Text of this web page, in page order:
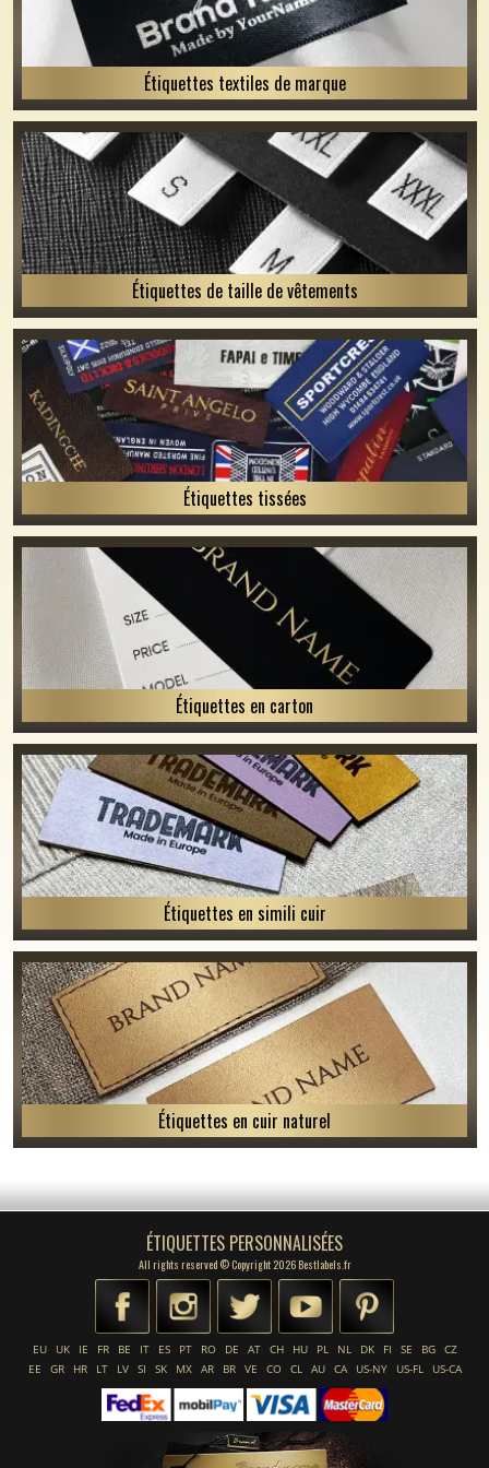
Étiquettes textiles de marque
Étiquettes de taille de vêtements
Étiquettes tissées
Étiquettes en carton
Étiquettes en simili cuir
Étiquettes en cuir naturel
ÉTIQUETTES PERSONNALISÉES
All rights reserved © Copyright 2026 Bestlabels.fr
EU UK IE FR BE IT ES PT RO DE AT CH HU PL NL DK FI SE BG
CZ
EE
GR HR LT LV SI SK MX AR BR VE CO CL AU CA US-NY US-FL US-CA